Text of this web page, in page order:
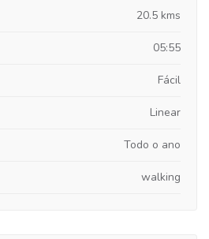
20.5 kms
05:55
Fácil
Linear
Todo o ano
walking